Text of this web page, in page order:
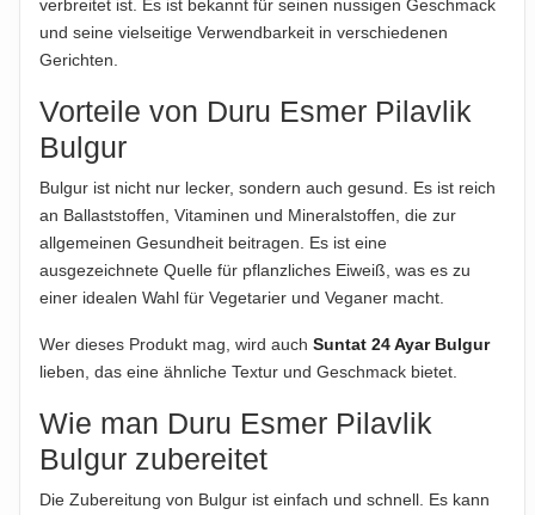
Hinweis zur Haftung: Für die vorstehenden Angaben wird keine Haftung
Produktverpackung; nur diese sind verbindlich.
Für die vorstehenden Angaben wird keine Haftung
übernommen...
ABTROPFGEWICHT
1 kg
NETTOFÜLLMENGE
1 kg
HERSTELLER
Duru Bulgur Gıda San. ve Tic. A.Ş., Karaman Organize
Produktverpackung; nur diese sind verbindlich.
verbreitet ist. Es ist bekannt für seinen nussigen Geschmack
und seine vielseitige Verwendbarkeit in verschiedenen
Gerichten.
Vorteile von Duru Esmer Pilavlik
Bulgur
Bulgur ist nicht nur lecker, sondern auch gesund. Es ist reich
an Ballaststoffen, Vitaminen und Mineralstoffen, die zur
allgemeinen Gesundheit beitragen. Es ist eine
ausgezeichnete Quelle für pflanzliches Eiweiß, was es zu
einer idealen Wahl für Vegetarier und Veganer macht.
Wer dieses Produkt mag, wird auch Suntat 24 Ayar Bulgur
lieben, das eine ähnliche Textur und Geschmack bietet.
Wie man Duru Esmer Pilavlik
Bulgur zubereitet
Die Zubereitung von Bulgur ist einfach und schnell. Es kann